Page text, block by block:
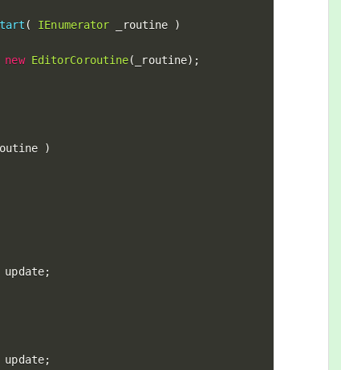
( IEnumerator _routine
)
new EditorCoroutine( _routine) ;
)
update;
update;